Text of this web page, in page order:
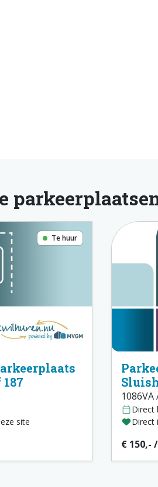
Te huur
site
Direct
Direct
€ 150,-